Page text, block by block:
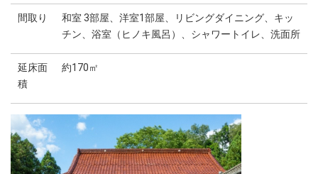
間取り
和室 3部屋、洋室1部屋、リビングダイニング、キッ
チン、浴室（ヒノキ風呂）、シャワートイレ、洗面所
延床面
積
約170㎡